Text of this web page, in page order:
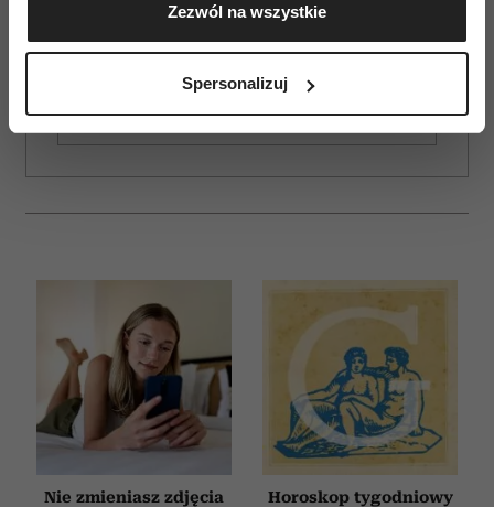
geograficznej z dokładnością nawet do kilku metrów
Identyfikować Twoje urządzenie, aktywnie
(fingerprinting, czyli wirtualny odcisk palca)
dane są przetwarzane oraz ustaw własne preferencje w
sekcji szczegółów. W Deklaracji plików cookie możesz
i reklam, aby oferować funkcje społecznościowe i
analizować ruch w naszej witrynie. Informacje o tym, jak
korzystasz z naszej witryny, udostępniamy partnerom
społecznościowym, reklamowym i analitycznym.
Partnerzy mogą połączyć te informacje z innymi danymi
otrzymanymi od Ciebie lub uzyskanymi podczas
korzystania z ich usług.
Zezwól na wszystkie
Spersonalizuj
ZAMÓW
E-WYDANIE
Nie zmieniasz zdjęcia Horoskop tygodniowy